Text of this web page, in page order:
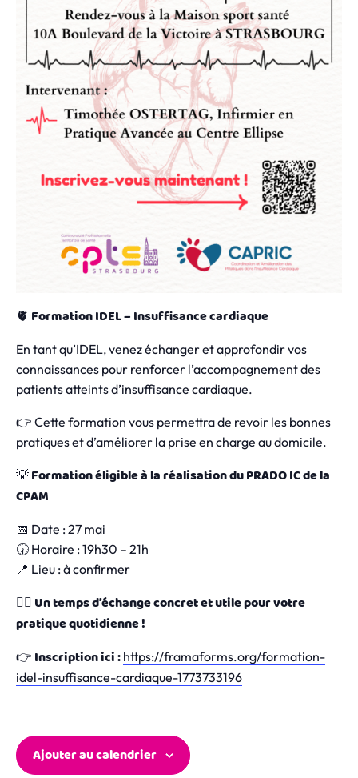
🫀 Formation IDEL – Insuffisance cardiaque
En tant qu’IDEL, venez échanger et approfondir vos
connaissances pour renforcer l’accompagnement des
patients atteints d’insuffisance cardiaque.
👉 Cette formation vous permettra de revoir les bonnes
pratiques et d’améliorer la prise en charge au domicile.
💡 Formation éligible à la réalisation du PRADO IC de la
CPAM
📅 Date : 27 mai
🕢 Horaire : 19h30 – 21h
📍 Lieu : à confirmer
👩‍⚕️ Un temps d’échange concret et utile pour votre
pratique quotidienne !
👉 Inscription ici : https://framaforms.org/formation-
idel-insuffisance-cardiaque-1773733196
Ajouter au calendrier